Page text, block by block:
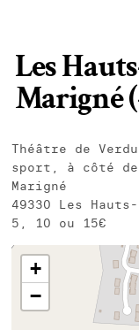
Les
Marigné
Théâtre de
sport, à côté
Marigné
49330 Les
5, 10 ou 15€